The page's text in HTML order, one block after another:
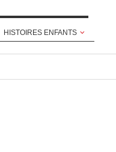
HISTOIRES ENFANTS